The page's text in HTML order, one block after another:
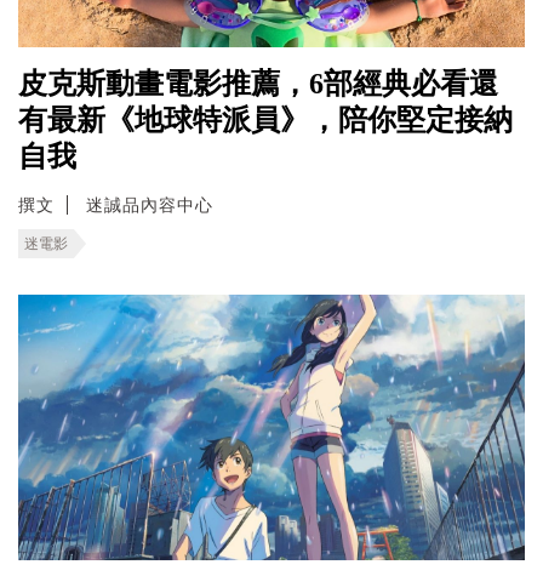
皮克斯動畫電影推薦，6部經典必看還
有最新《地球特派員》，陪你堅定接納
自我
撰文 迷誠品內容中心
迷電影